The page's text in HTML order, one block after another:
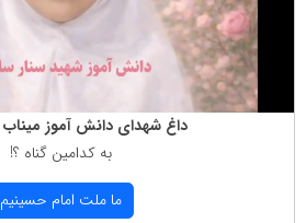
داغ شهدای دانش آموز
به كدامین گناه ؟!
ما ملت امام حسینیم